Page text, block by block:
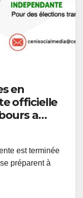
en
officielle
a
est terminée
préparent à